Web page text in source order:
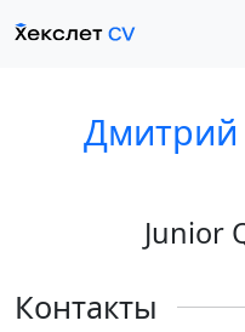
Junior
Контакты